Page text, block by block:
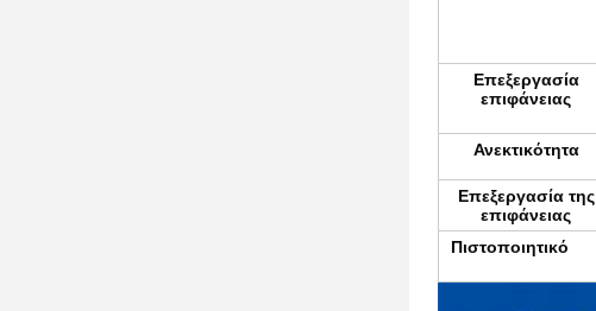
Επεξεργασία
επιφάνειας
Ανεκτικότητα
Επεξεργασία της
επιφάνειας
Πιστοποιητικό